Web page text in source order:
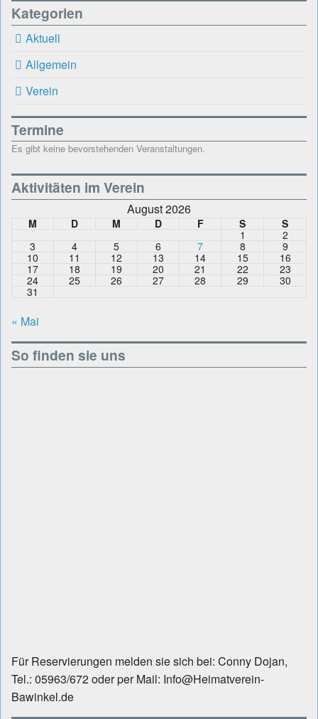
Kategorien
Aktuell
Allgemein
Verein
Termine
Es gibt keine bevorstehenden Veranstaltungen.
Aktivitäten im Verein
August 2026
M D M D F S
S
1
2
3
4 5 6 7 8
9
10
11 12 13 14 15
16
17
18 19 20 21 22
23
24
25 26 27 28 29
30
31
« Mai
So finden sie uns
Für Reservierungen melden sie sich bei: Conny Dojan,
Tel.: 05963/672 oder per Mail: Info@Heimatverein-
Bawinkel.de